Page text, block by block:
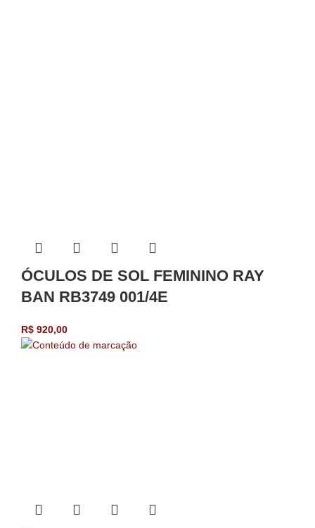
ÓCULOS DE SOL FEMININO RAY
BAN RB3749 001/4E
R$ 920,00